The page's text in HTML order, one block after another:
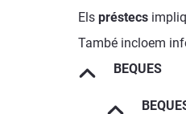
Els préstecs
També incloem
BEQUES